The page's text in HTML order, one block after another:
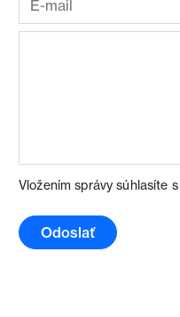
Vložením správy súhlasíte s
Odoslať